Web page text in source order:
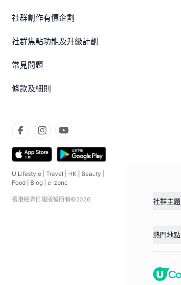
社群創作有價企劃
社群焦點功能及升級計劃
常見問題
條款及細則
U Lifestyle Travel HK Beauty
Food
Blog e-zone
香港經濟日報版權所有©2026 社群主題
熱門地點